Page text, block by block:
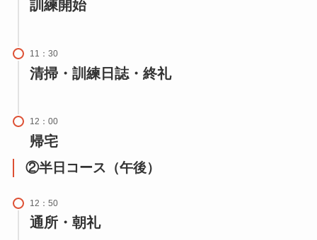
訓練開始
11：30
清掃・訓練日誌・終礼
12：00
帰宅
②半日コース（午後）
12：50
通所・朝礼